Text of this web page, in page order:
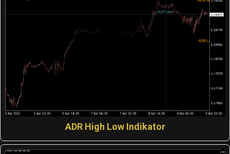
ADR High Low Indikator